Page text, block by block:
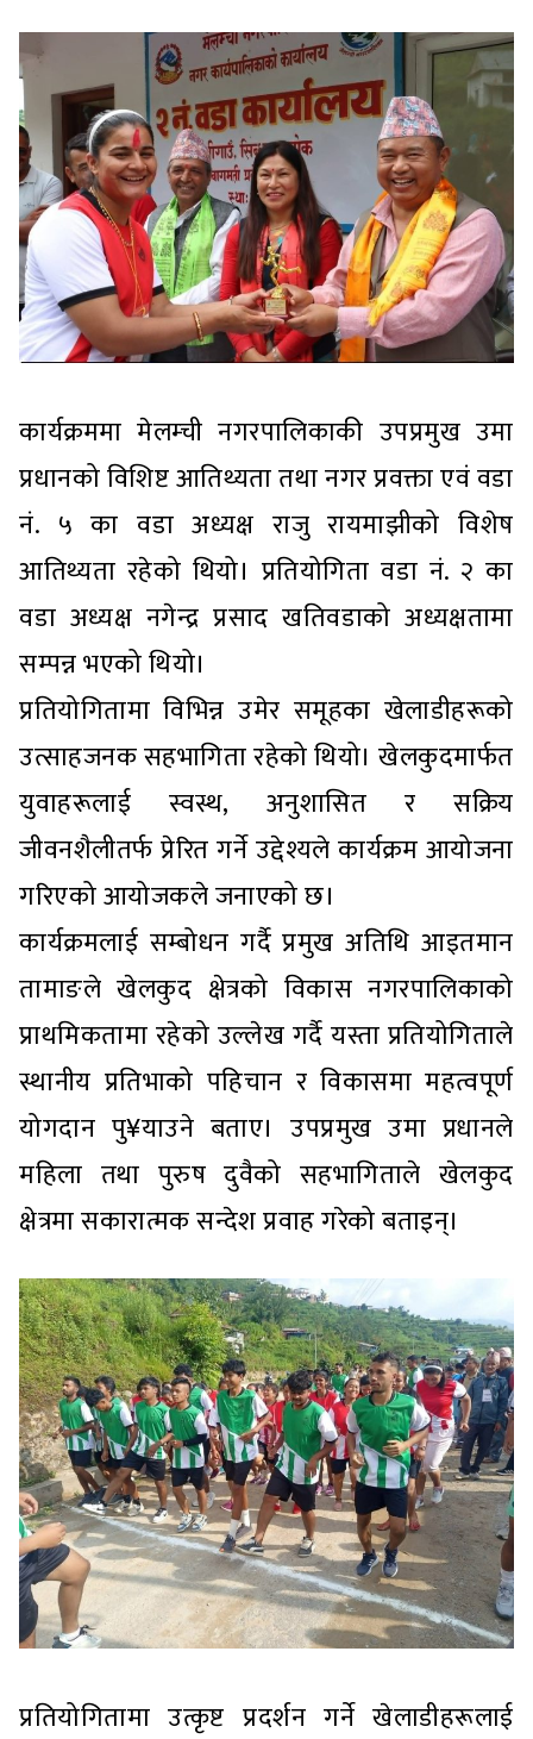
कार्यक्रममा मेलम्ची नगरपालिकाकी उपप्रमुख उमा
प्रधानको विशिष्ट आतिथ्यता तथा नगर प्रवक्ता एवं वडा
नं. ५ का वडा अध्यक्ष राजु रायमाझीको विशेष
आतिथ्यता रहेको थियो। प्रतियोगिता वडा नं. २ का
वडा अध्यक्ष नगेन्द्र प्रसाद खतिवडाको अध्यक्षतामा
सम्पन्न भएको थियो।
प्रतियोगितामा विभिन्न उमेर समूहका खेलाडीहरूको
उत्साहजनक सहभागिता रहेको थियो। खेलकुदमार्फत
युवाहरूलाई स्वस्थ, अनुशासित र सक्रिय
जीवनशैलीतर्फ प्रेरित गर्ने उद्देश्यले कार्यक्रम आयोजना
गरिएको आयोजकले जनाएको छ।
कार्यक्रमलाई सम्बोधन गर्दै प्रमुख अतिथि आइतमान
तामाङले खेलकुद क्षेत्रको विकास नगरपालिकाको
प्राथमिकतामा रहेको उल्लेख गर्दै यस्ता प्रतियोगिताले
स्थानीय प्रतिभाको पहिचान र विकासमा महत्वपूर्ण
योगदान पु¥याउने बताए। उपप्रमुख उमा प्रधानले
महिला तथा पुरुष दुवैको सहभागिताले खेलकुद
क्षेत्रमा सकारात्मक सन्देश प्रवाह गरेको बताइन्।
प्रतियोगितामा उत्कृष्ट प्रदर्शन गर्ने खेलाडीहरूलाई